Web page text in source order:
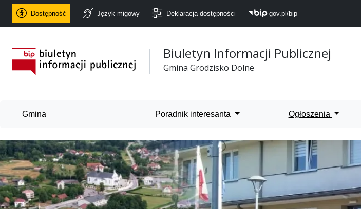
Dostępność Język migowy Deklaracja dostępności gov.pl/bip
Urząd Gminy Grodzisko Dolne
Biuletyn Informacji Publicznej
Gmina Grodzisko Dolne
Gmina Poradnik interesanta Ogłoszenia